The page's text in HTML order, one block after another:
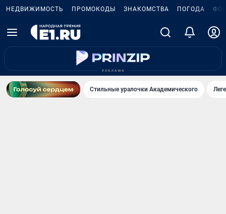
НЕДВИЖИМОСТЬ ПРОМОКОДЫ ЗНАКОМСТВА ПОГОДА
Стильные уралочки Академического